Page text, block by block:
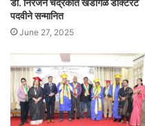
डॉ. निरंजन चंद्रकांत खंडागळे डॉक्टरेट
पदवीने सन्मानित
June 27, 2025